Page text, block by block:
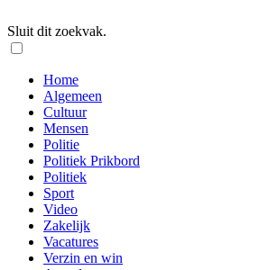
Sluit dit zoekvak.
Home
Algemeen
Cultuur
Mensen
Politie
Politiek Prikbord
Politiek
Sport
Video
Zakelijk
Vacatures
Verzin en win